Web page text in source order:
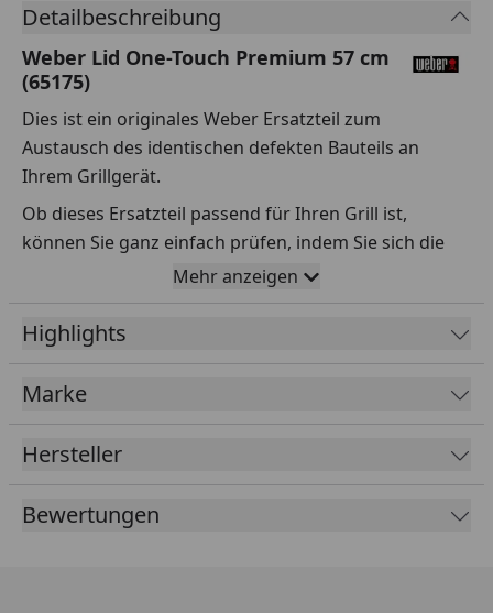
Detailbeschreibung
Weber Lid One-Touch Premium 57 cm
(65175)
Dies ist ein originales Weber Ersatzteil zum
Austausch des identischen defekten Bauteils an
Ihrem Grillgerät.
Ob dieses Ersatzteil passend für Ihren Grill ist,
können Sie ganz einfach prüfen, indem Sie sich die
Explosionszeichnung Ihres Grills anschauen und dort
das betreffende Teil heraussuchen.
Über die Seriennummer Ihres Grillgeräts kommen Sie
ganz einfach zur passenden Explosionszeichnung.
Geben Sie dafür die Seriennummer
Sollte Ihnen nicht bekannt sein, wo Sie die
Seriennummer finden, klicken Sie bitteHIER.
Mehr anzeigen
Highlights
Marke
Hersteller
Bewertungen